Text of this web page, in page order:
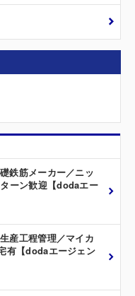
鉄筋メーカー／ニッ
ーン歓迎【dodaエー
産工程管理／マイカ
有【dodaエージェン